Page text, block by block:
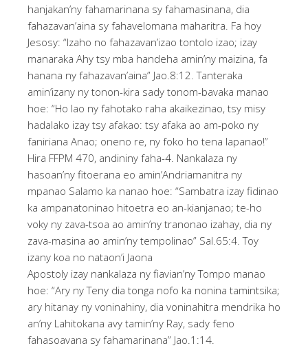
hanjakan’ny fahamarinana sy fahamasinana, dia
fahazavan’aina sy fahavelomana maharitra. Fa hoy
Jesosy: “Izaho no fahazavan’izao tontolo izao; izay
manaraka Ahy tsy mba handeha amin’ny maizina, fa
hanana ny fahazavan’aina” Jao.8:12. Tanteraka
amin’izany ny tonon-kira sady tonom-bavaka manao
hoe: “Ho lao ny fahotako raha akaikezinao, tsy misy
hadalako izay tsy afakao: tsy afaka ao am-poko ny
faniriana Anao; oneno re, ny foko ho tena lapanao!”
Hira FFPM 470, andininy faha-4. Nankalaza ny
hasoan’ny fitoerana eo amin’Andriamanitra ny
mpanao Salamo ka nanao hoe: “Sambatra izay fidinao
ka ampanatoninao hitoetra eo an-kianjanao; te-ho
voky ny zava-tsoa ao amin’ny tranonao izahay, dia ny
zava-masina ao amin’ny tempolinao” Sal.65:4. Toy
izany koa no nataon’i Jaona
Apostoly izay nankalaza ny fiavian’ny Tompo manao
hoe: “Ary ny Teny dia tonga nofo ka nonina tamintsika;
ary hitanay ny voninahiny, dia voninahitra mendrika ho
an’ny Lahitokana avy tamin’ny Ray, sady feno
fahasoavana sy fahamarinana” Jao.1:14.